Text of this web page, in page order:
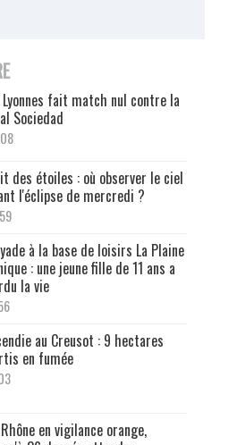
Lyonnes fait match nul contre la
Sociedad
des étoiles : où observer le ciel
l'éclipse de mercredi ?
à la base de loisirs La Plaine
: une jeune fille de 11 ans a
la vie
au Creusot : 9 hectares
en fumée
en vigilance orange,